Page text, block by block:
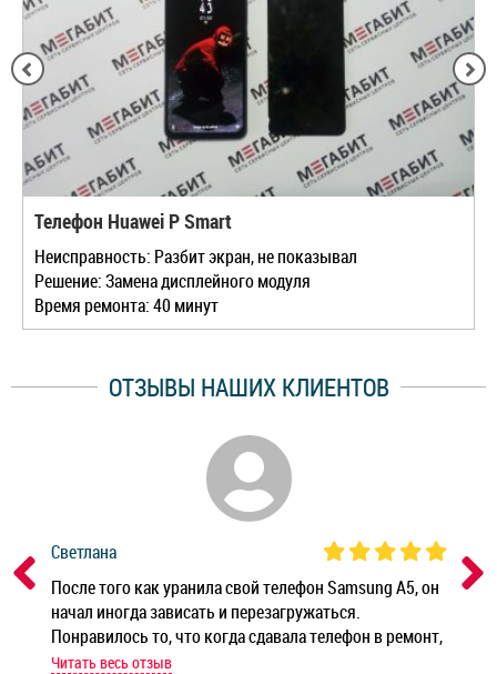
Телефон Huawei P Smart
Неисправность: Разбит экран, не показывал
Решение: Замена дисплейного модуля
Время ремонта: 40 минут
ОТЗЫВЫ НАШИХ КЛИЕНТОВ
Светлана
После того как уранила свой телефон Samsung A5, он
начал иногда зависать и перезагружаться.
Понравилось то, что когда сдавала телефон в ремонт,
мастер при мне сделал быструю диагностику и сказал
Читать весь отзыв